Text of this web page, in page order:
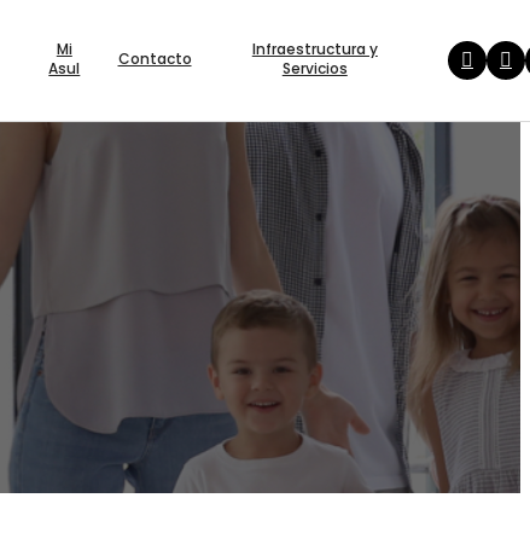
Mi
Asul
Contacto
Infraestructura y
Servicios